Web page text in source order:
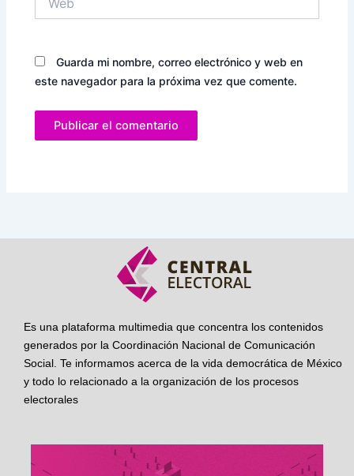
Guarda mi nombre, correo electrónico y web en
este navegador para la próxima vez que comente.
Es una plataforma multimedia que concentra los contenidos
generados por la Coordinación Nacional de Comunicación
Social. Te informamos acerca de la vida democrática de México
y todo lo relacionado a la organización de los procesos
electorales